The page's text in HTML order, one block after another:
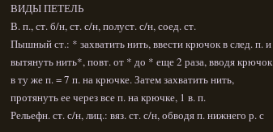
ВИДЫ ПЕТЕЛЬ
В. п., ст. б/н, ст. с/н, полуст. с/н, соед. ст.
Пышный ст.: * захватить нить, ввести крючок в след. п. и
вытянуть нить*, повт. от * до * еще 2 раза, вводя крючок
в ту же п. = 7 п. на крючке. Затем захватить нить,
протянуть ее через все п. на крючке, 1 в. п.
Рельефн. ст. с/н, лиц.: вяз. ст. с/н, обводя п. нижнего р. с